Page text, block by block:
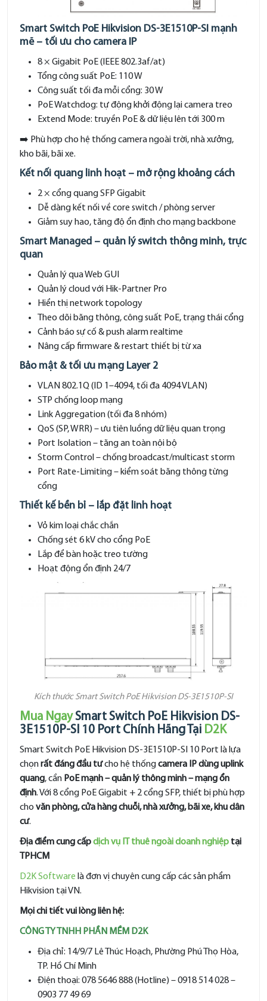
Smart Switch PoE Hikvision DS-3E1510P-SI mạnh
mẽ – tối ưu cho camera IP
8 × Gigabit PoE (IEEE 802.3af/at)
Tổng công suất PoE: 110 W
Công suất tối đa mỗi cổng: 30 W
PoE Watchdog: tự động khởi động lại camera treo
Extend Mode: truyền PoE & dữ liệu lên tới 300 m
➡️ Phù hợp cho hệ thống camera ngoài trời, nhà xưởng,
kho bãi, bãi xe.
Kết nối quang linh hoạt – mở rộng khoảng cách
2 × cổng quang SFP Gigabit
Dễ dàng kết nối về core switch / phòng server
Giảm suy hao, tăng độ ổn định cho mạng backbone
Smart Managed – quản lý switch thông minh, trực
quan
Quản lý qua Web GUI
Quản lý cloud với Hik-Partner Pro
Hiển thị network topology
Theo dõi băng thông, công suất PoE, trạng thái cổng
Cảnh báo sự cố & push alarm realtime
Nâng cấp firmware & restart thiết bị từ xa
Bảo mật & tối ưu mạng Layer 2
VLAN 802.1Q (ID 1–4094, tối đa 4094 VLAN)
STP chống loop mạng
Link Aggregation (tối đa 8 nhóm)
QoS (SP, WRR) – ưu tiên luồng dữ liệu quan trọng
Port Isolation – tăng an toàn nội bộ
Storm Control – chống broadcast/multicast storm
Port Rate-Limiting – kiểm soát băng thông từng
cổng
Thiết kế bền bỉ – lắp đặt linh hoạt
Vỏ kim loại chắc chắn
Chống sét 6 kV cho cổng PoE
Lắp để bàn hoặc treo tường
Hoạt động ổn định 24/7
Kích thước Smart Switch PoE Hikvision DS-3E1510P-SI
Mua NgaySmart Switch PoE Hikvision DS-
3E1510P-SI 10 Port Chính Hãng Tại D2K
Smart Switch PoE Hikvision DS-3E1510P-SI 10 Port là lựa
chọnrất đáng đầu tưcho hệ thốngcamera IP dùng uplink
quang, cần PoE mạnh – quản lý thông minh – mạng ổn
định. Với 8 cổng PoE Gigabit + 2 cổng SFP, thiết bị phù hợp
cho văn phòng, cửa hàng chuỗi, nhà xưởng, bãi xe, khu dân
cư.
Địa điểm cung cấpdịch vụ IT thuê ngoài doanh nghiệp tại
TPHCM
D2K Software là đơn vị chuyên cung cấp các sản phẩm
Hikvision tại VN.
Mọi chi tiết vui lòng liên hệ:
CÔNG TY TNHH PHẦN MỀM D2K
Địa chỉ: 14/9/7 Lê Thúc Hoạch, Phường Phú Thọ Hòa,
TP. Hồ Chí Minh
Điện thoại: 078 5646 888 (Hotline) – 0918 514 028 –
0903 77 49 69